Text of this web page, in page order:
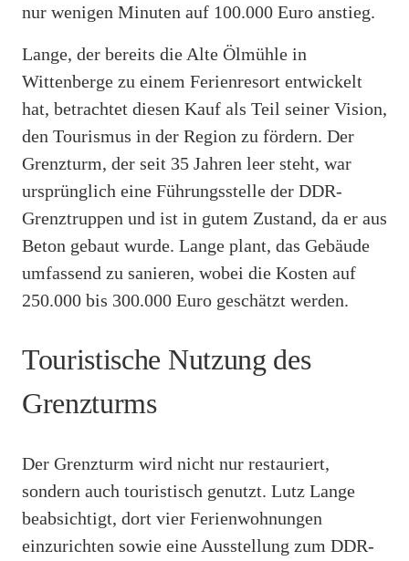
nur wenigen Minuten auf 100.000 Euro anstieg.
Lange, der bereits die Alte Ölmühle in
Wittenberge zu einem Ferienresort entwickelt
hat, betrachtet diesen Kauf als Teil seiner Vision,
den Tourismus in der Region zu fördern. Der
Grenzturm, der seit 35 Jahren leer steht, war
ursprünglich eine Führungsstelle der DDR-
Grenztruppen und ist in gutem Zustand, da er aus
Beton gebaut wurde. Lange plant, das Gebäude
umfassend zu sanieren, wobei die Kosten auf
250.000 bis 300.000 Euro geschätzt werden.
Touristische Nutzung des
Grenzturms
Der Grenzturm wird nicht nur restauriert,
sondern auch touristisch genutzt. Lutz Lange
beabsichtigt, dort vier Ferienwohnungen
einzurichten sowie eine Ausstellung zum DDR-